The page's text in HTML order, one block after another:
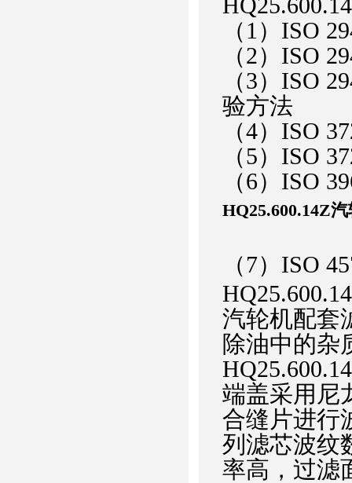
（1）ISO
（2）ISO
（3）ISO
验方法
（4）ISO
（5）ISO
（6）ISO
HQ25.600.14Z
（7）ISO
汽轮机配套
除油中的杂
端盖采用尼
合缝片进行
列滤芯波纹
率高，过滤